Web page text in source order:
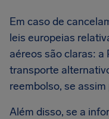
Em caso de
leis europeias
aéreos são claras:
transporte
reembolso, se assim
Além disso, se a